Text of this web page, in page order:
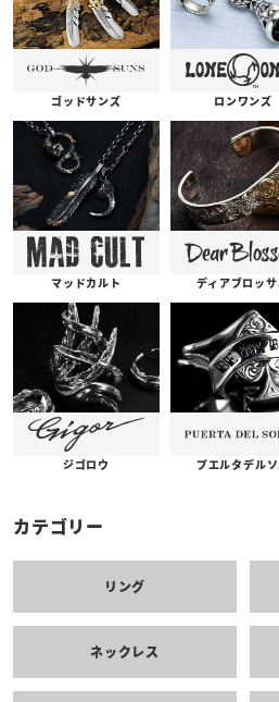
ゴッドサンズ ロンワンズ
マッドカルト ディアブロッ
ジゴロウ プエルタデル
カテゴリー
リング
ネックレス